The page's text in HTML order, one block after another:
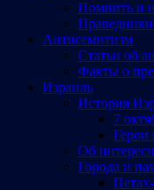
Помнить и
Антисемитизм
Статьи об
Факты о
Израиль
История
7
Герои
Об
Города и